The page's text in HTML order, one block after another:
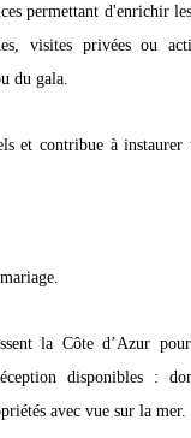
permettant d'enrichir
visites privées ou
du gala.
et contribue à instaurer
la Côte d’Azur
disponibles :
avec vue sur la mer.